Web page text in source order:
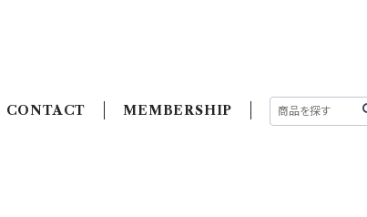
CONTACT MEMBERSHIP